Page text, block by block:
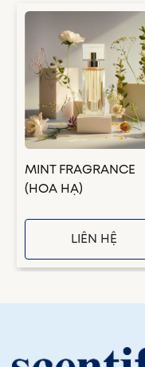
MINT FRAGRANCE
(HOA HẠ)
LIÊN HỆ